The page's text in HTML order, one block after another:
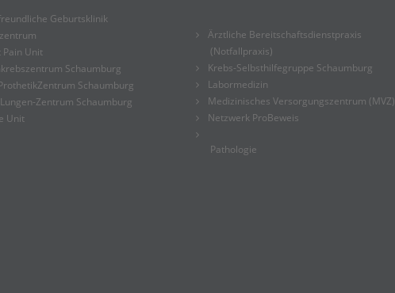
Geburtsklinik
Pain Unit
Schaumburg
Schaumburg
Zentrum Schaumburg
Unit
Ärztliche Bereitschaftsdienstpraxis
(Notfallpraxis)
Krebs-Selbsthilfegruppe Schaumburg
Labormedizin
Medizinisches Versorgungszentrum (MVZ)
Netzwerk ProBeweis
Pathologie